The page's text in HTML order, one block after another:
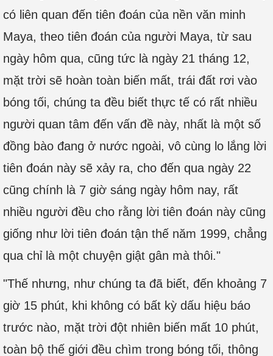
có liên quan đến tiên đoán của nền văn minh
Maya, theo tiên đoán của người Maya, từ sau
ngày hôm qua, cũng tức là ngày 21 tháng 12,
mặt trời sẽ hoàn toàn biến mất, trái đất rơi vào
bóng tối, chúng ta đều biết thực tế có rất nhiều
người quan tâm đến vấn đề này, nhất là một số
đồng bào đang ở nước ngoài, vô cùng lo lắng lời
tiên đoán này sẽ xảy ra, cho đến qua ngày 22
cũng chính là 7 giờ sáng ngày hôm nay, rất
nhiều người đều cho rằng lời tiên đoán này cũng
giống như lời tiên đoán tận thế năm 1999, chẳng
qua chỉ là một chuyện giật gân mà thôi."
"Thế nhưng, như chúng ta đã biết, đến khoảng 7
giờ 15 phút, khi không có bất kỳ dấu hiệu báo
trước nào, mặt trời đột nhiên biến mất 10 phút,
toàn bộ thế giới đều chìm trong bóng tối, thông